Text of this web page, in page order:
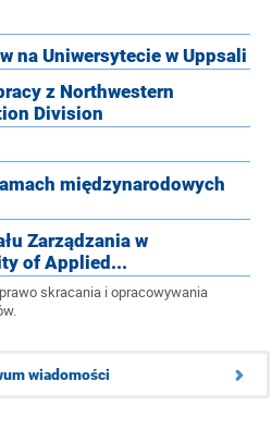
na Uniwersytecie w Uppsali
z Northwestern
Division
międzynarodowych
Zarządzania w
of Applied...
skracania i opracowywania
wiadomości